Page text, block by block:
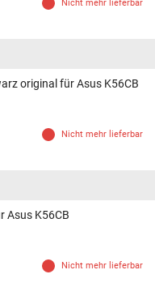
Nicht mehr lieferbar
original für Asus K56CB
Nicht mehr lieferbar
Asus K56CB
Nicht mehr lieferbar